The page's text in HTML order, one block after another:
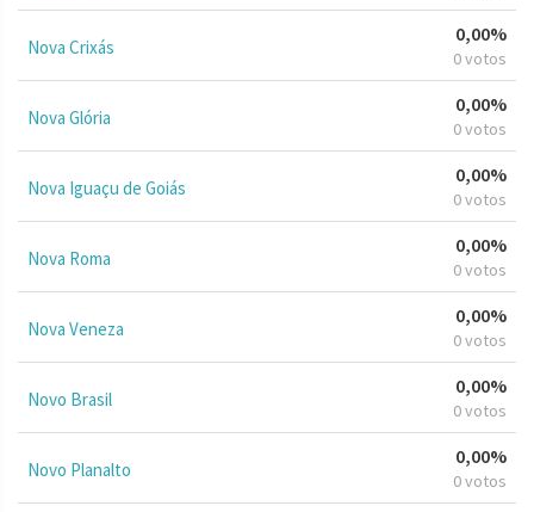
Nova Crixás
0,00%
0 votos
Nova Glória
0,00%
0 votos
Nova Iguaçu de Goiás
0,00%
0 votos
Nova Roma
0,00%
0 votos
Nova Veneza
0,00%
0 votos
Novo Brasil
0,00%
0 votos
Novo Planalto
0,00%
0 votos